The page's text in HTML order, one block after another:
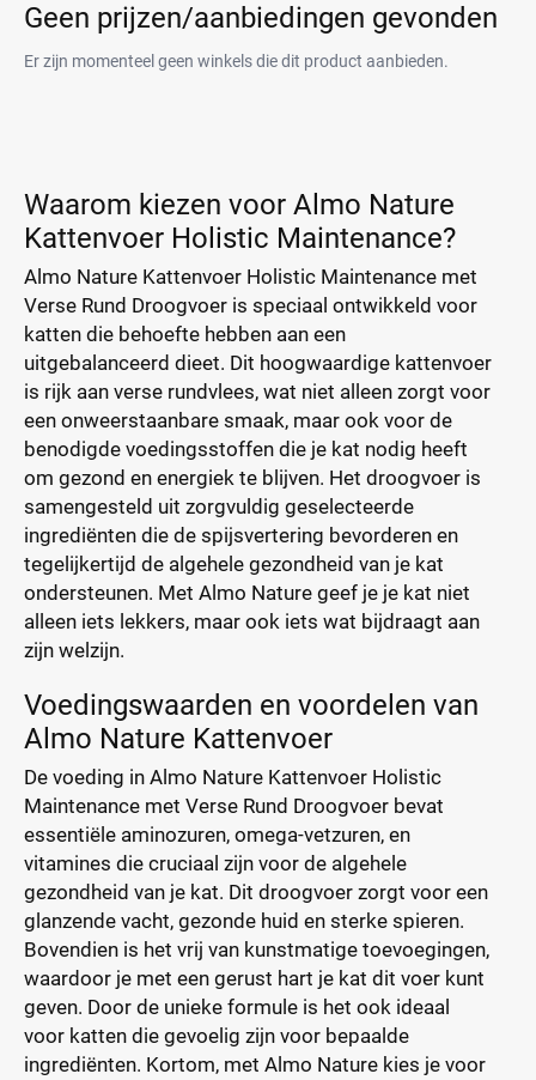
Geen prijzen/aanbiedingen gevonden
Er zijn momenteel geen winkels die dit product aanbieden.
Waarom kiezen voor Almo Nature
Kattenvoer Holistic Maintenance?
Almo Nature Kattenvoer Holistic Maintenance met
Verse Rund Droogvoer is speciaal ontwikkeld voor
katten die behoefte hebben aan een
uitgebalanceerd dieet. Dit hoogwaardige kattenvoer
is rijk aan verse rundvlees, wat niet alleen zorgt voor
een onweerstaanbare smaak, maar ook voor de
benodigde voedingsstoffen die je kat nodig heeft
om gezond en energiek te blijven. Het droogvoer is
samengesteld uit zorgvuldig geselecteerde
ingrediënten die de spijsvertering bevorderen en
tegelijkertijd de algehele gezondheid van je kat
ondersteunen. Met Almo Nature geef je je kat niet
alleen iets lekkers, maar ook iets wat bijdraagt aan
zijn welzijn.
Voedingswaarden en voordelen van
Almo Nature Kattenvoer
De voeding in Almo Nature Kattenvoer Holistic
Maintenance met Verse Rund Droogvoer bevat
essentiële aminozuren, omega-vetzuren, en
vitamines die cruciaal zijn voor de algehele
gezondheid van je kat. Dit droogvoer zorgt voor een
glanzende vacht, gezonde huid en sterke spieren.
Bovendien is het vrij van kunstmatige toevoegingen,
waardoor je met een gerust hart je kat dit voer kunt
geven. Door de unieke formule is het ook ideaal
voor katten die gevoelig zijn voor bepaalde
ingrediënten. Kortom, met Almo Nature kies je voor